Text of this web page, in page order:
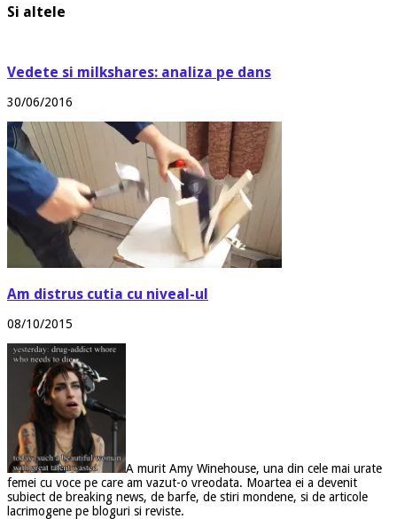
Si altele
Vedete si milkshares: analiza pe dans
30/06/2016
Am distrus cutia cu niveal-ul
08/10/2015
A murit Amy Winehouse, una din cele mai urate
femei cu voce pe care am vazut-o vreodata. Moartea ei a devenit
subiect de breaking news, de barfe, de stiri mondene, si de articole
lacrimogene pe bloguri si reviste.